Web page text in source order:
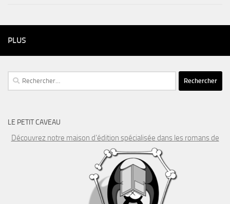
PLUS
Rechercher :
LE PETIT CAVEAU
Découvrez notre maison d’édition spécialisée dans les romans de